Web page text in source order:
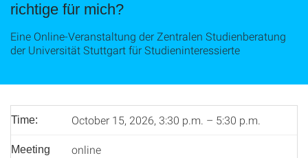
richtige für mich?
Eine Online-Veranstaltung der Zentralen Studienberatung
der Universität Stuttgart für Studieninteressierte
Time: October 15, 2026, 3:30 p.m. – 5:30 p.m.
Meeting
online